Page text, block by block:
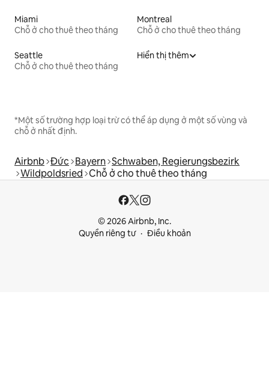
Miami
Chỗ ở cho thuê theo tháng
Montreal
Chỗ ở cho thuê theo tháng
Seattle
Chỗ ở cho thuê theo tháng
Hiển thị thêm
*Một số trường hợp loại trừ có thể áp dụng ở một số vùng và
chỗ ở nhất định.
Airbnb Đức Bayern Schwaben, Regierungsbezirk
Wildpoldsried Chỗ ở cho thuê theo tháng
© 2026 Airbnb, Inc.
Quyền riêng tư
Điều khoản